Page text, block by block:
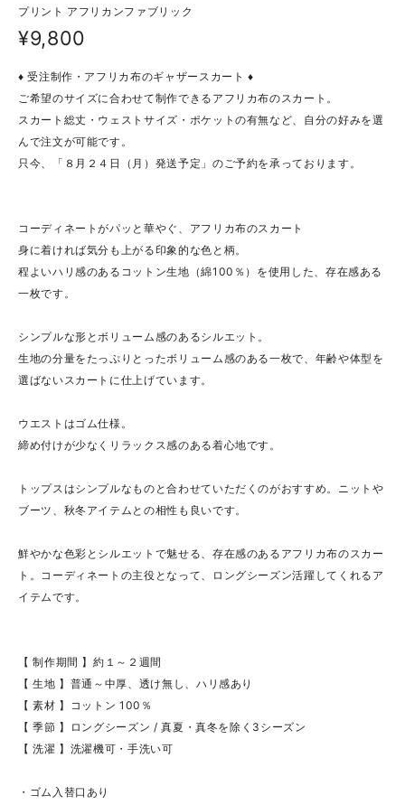
プリント アフリカンファブリック
¥9,800
♦ 受注制作・アフリカ布のギャザースカート ♦
ご希望のサイズに合わせて制作できるアフリカ布のスカート。
スカート総丈・ウェストサイズ・ポケットの有無など、自分の好みを選
んで注文が可能です。
只今、「８月２４日（月）発送予定」のご予約を承っております。
コーディネートがパッと華やぐ、アフリカ布のスカート
身に着ければ気分も上がる印象的な色と柄。
程よいハリ感のあるコットン生地（綿100％）を使用した、存在感ある
一枚です。
シンプルな形とボリューム感のあるシルエット。
生地の分量をたっぷりとったボリューム感のある一枚で、年齢や体型を
選ばないスカートに仕上げています。
ウエストはゴム仕様。
締め付けが少なくリラックス感のある着心地です。
トップスはシンプルなものと合わせていただくのがおすすめ。ニットや
ブーツ、秋冬アイテムとの相性も良いです。
鮮やかな色彩とシルエットで魅せる、存在感のあるアフリカ布のスカー
ト。コーディネートの主役となって、ロングシーズン活躍してくれるア
イテムです。
【 制作期間 】約１～２週間
【 生地 】普通～中厚、透け無し、ハリ感あり
【 素材 】コットン 100％
【 季節 】ロングシーズン / 真夏・真冬を除く3シーズン
【 洗濯 】洗濯機可・手洗い可
・ゴム入替口あり